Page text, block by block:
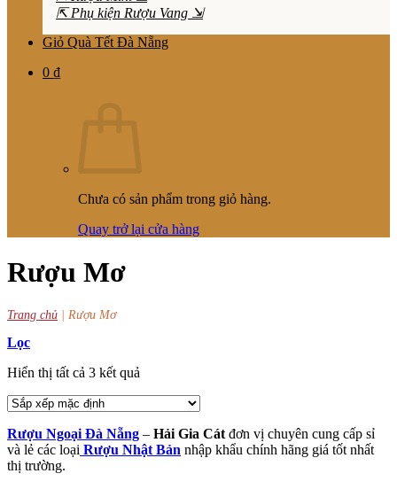
⇱ Phụ kiện Rượu Vang ⇲
Giỏ Quà Tết Đà Nẵng
0 ₫
Chưa có sản phẩm trong giỏ hàng.
Quay trở lại cửa hàng
Rượu Mơ
Trang chủ Rượu Mơ
Lọc
Hiển thị tất cả 3 kết quả
Rượu Ngoại Đà Nẵng – Hải Gia Cát đơn vị chuyên cung cấp sỉ
và lẻ các loại Rượu Nhật Bản nhập khẩu chính hãng giá tốt nhất
thị trường.